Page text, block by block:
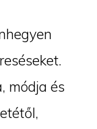
módja és